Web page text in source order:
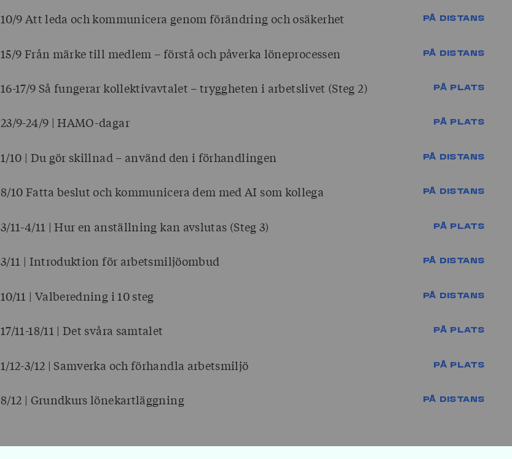
10/9 Att leda och kommunicera genom förändring och osäkerhet PÅ DISTANS
15/9 Från märke till medlem – förstå och påverka löneprocessen PÅ DISTANS
16-17/9 Så fungerar kollektivavtalet – tryggheten i arbetslivet (Steg 2) PÅ PLATS
23/9-24/9 | HAMO-dagar PÅ PLATS
1/10 | Du gör skillnad – använd den i förhandlingen PÅ DISTANS
8/10 Fatta beslut och kommunicera dem med AI som kollega PÅ DISTANS
3/11-4/11 | Hur en anställning kan avslutas (Steg 3) PÅ PLATS
3/11 | Introduktion för arbetsmiljöombud PÅ DISTANS
10/11 | Valberedning i 10 steg PÅ DISTANS
17/11-18/11 | Det svåra samtalet PÅ PLATS
1/12-3/12 | Samverka och förhandla arbetsmiljö PÅ PLATS
8/12 | Grundkurs lönekartläggning PÅ DISTANS